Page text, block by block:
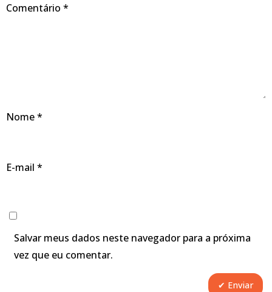
Comentário *
Nome*
E-mail *
Salvar meus dados neste navegador para a próxima
vez que eu comentar.